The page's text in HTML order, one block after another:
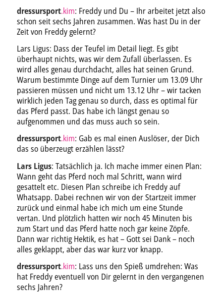
dressursport.kim: Freddy und Du – Ihr arbeitet jetzt also
schon seit sechs Jahren zusammen. Was hast Du in der
Zeit von Freddy gelernt?
Lars Ligus: Dass der Teufel im Detail liegt. Es gibt
überhaupt nichts, was wir dem Zufall überlassen. Es
wird alles genau durchdacht, alles hat seinen Grund.
Warum bestimmte Dinge auf dem Turnier um 13.09 Uhr
passieren müssen und nicht um 13.12 Uhr – wir tacken
wirklich jeden Tag genau so durch, dass es optimal für
das Pferd passt. Das habe ich längst genau so
aufgenommen und das muss auch so sein.
dressursport.kim: Gab es mal einen Auslöser, der Dich
das so überzeugt erzählen lässt?
Lars Ligus: Tatsächlich ja. Ich mache immer einen Plan:
Wann geht das Pferd noch mal Schritt, wann wird
gesattelt etc. Diesen Plan schreibe ich Freddy auf
Whatsapp. Dabei rechnen wir von der Startzeit immer
zurück und einmal habe ich mich um eine Stunde
vertan. Und plötzlich hatten wir noch 45 Minuten bis
zum Start und das Pferd hatte noch gar keine Zöpfe.
Dann war richtig Hektik, es hat – Gott sei Dank – noch
alles geklappt, aber das war kurz vor knapp.
dressursport.kim: Lass uns den Spieß umdrehen: Was
hat Freddy eventuell von Dir gelernt in den vergangenen
sechs Jahren?